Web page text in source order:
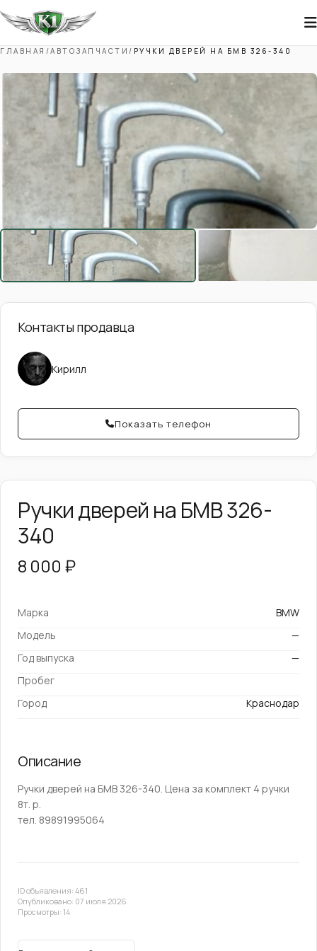
ГЛАВНАЯ /АВТОЗАПЧАСТИ / РУЧКИ ДВЕРЕЙ НА БМВ 326-340
Контакты продавца
Кирилл
Показать телефон
Ручки дверей на БМВ 326-
340
8 000 ₽
Марка
BMW
Модель
—
Год выпуска
—
Пробег
Город
Краснодар
Описание
Ручки дверей на БМВ 326-340. Цена за комплект 4 ручки
8т. р.
тел. 89891995064
ID объявления: 461
Опубликовано: 07 июля 2026
Просмотры: 14